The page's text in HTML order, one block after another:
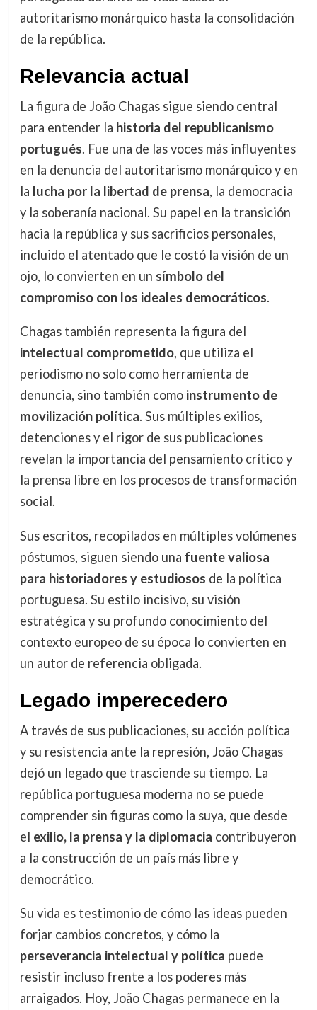
autoritarismo monárquico hasta la consolidación
de la república.
Relevancia actual
La figura de João Chagas sigue siendo central
para entender la historia del republicanismo
portugués. Fue una de las voces más influyentes
en la denuncia del autoritarismo monárquico y en
la lucha por la libertad de prensa, la democracia
y la soberanía nacional. Su papel en la transición
hacia la república y sus sacrificios personales,
incluido el atentado que le costó la visión de un
ojo, lo convierten en un símbolo del
compromiso con los ideales democráticos.
Chagas también representa la figura del
intelectual comprometido, que utiliza el
periodismo no solo como herramienta de
denuncia, sino también como instrumento de
movilización política. Sus múltiples exilios,
detenciones y el rigor de sus publicaciones
revelan la importancia del pensamiento crítico y
la prensa libre en los procesos de transformación
social.
Sus escritos, recopilados en múltiples volúmenes
póstumos, siguen siendo una fuente valiosa
para historiadores y estudiosos de la política
portuguesa. Su estilo incisivo, su visión
estratégica y su profundo conocimiento del
contexto europeo de su época lo convierten en
un autor de referencia obligada.
Legado imperecedero
A través de sus publicaciones, su acción política
y su resistencia ante la represión, João Chagas
dejó un legado que trasciende su tiempo. La
república portuguesa moderna no se puede
comprender sin figuras como la suya, que desde
el exilio, la prensa y la diplomacia contribuyeron
a la construcción de un país más libre y
democrático.
Su vida es testimonio de cómo las ideas pueden
forjar cambios concretos, y cómo la
perseverancia intelectual y política puede
resistir incluso frente a los poderes más
arraigados. Hoy, João Chagas permanece en la